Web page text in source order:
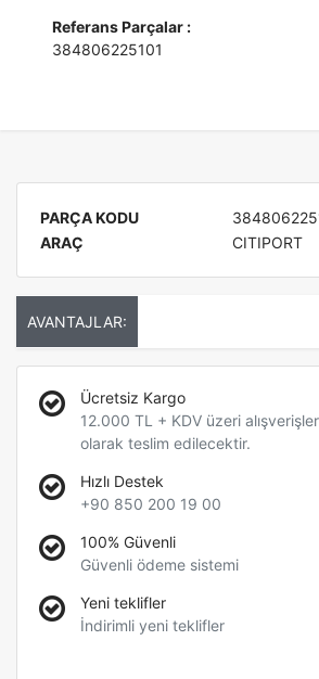
Referans Parçalar :
384806225101
PARÇA KODU
ARAÇ
CITIPORT
AVANTAJLAR:
Ücretsiz Kargo
12.000 TL + KDV üzeri
olarak teslim edilecektir.
Hızlı Destek
+90 850 200 19 00
100% Güvenli
Güvenli ödeme sistemi
Yeni teklifler
İndirimli yeni teklifler